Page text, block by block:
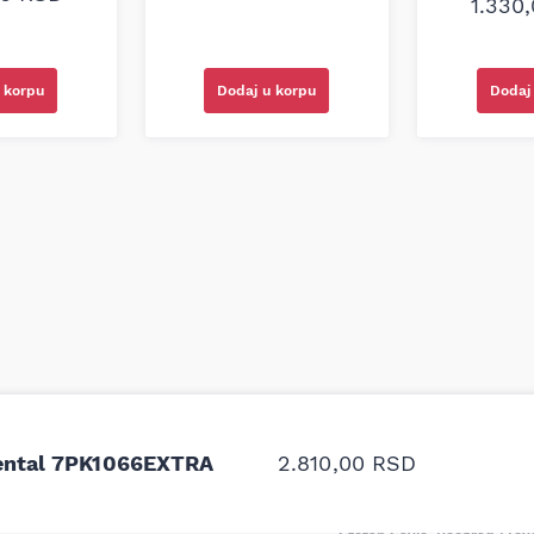
korpu Dodaj u korpu
7PK1066EXTRA 2.810,00 RSD
sam više puta auto
za proizvođača i
tačan naziv i tip
ali me je Miloš